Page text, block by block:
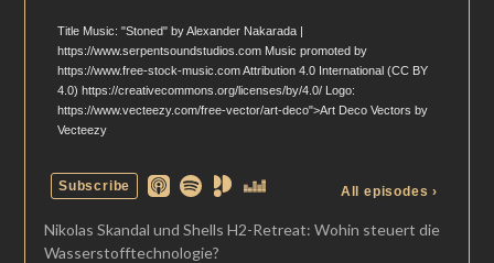
Nikolas Skandal und Shells H2-Retreat: Wohin steuert die
Wasserstofftechnologie?